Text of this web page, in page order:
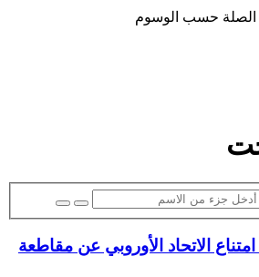
الصلة حسب الوسوم
الاتحاد الأوروبي عن مقاطعة